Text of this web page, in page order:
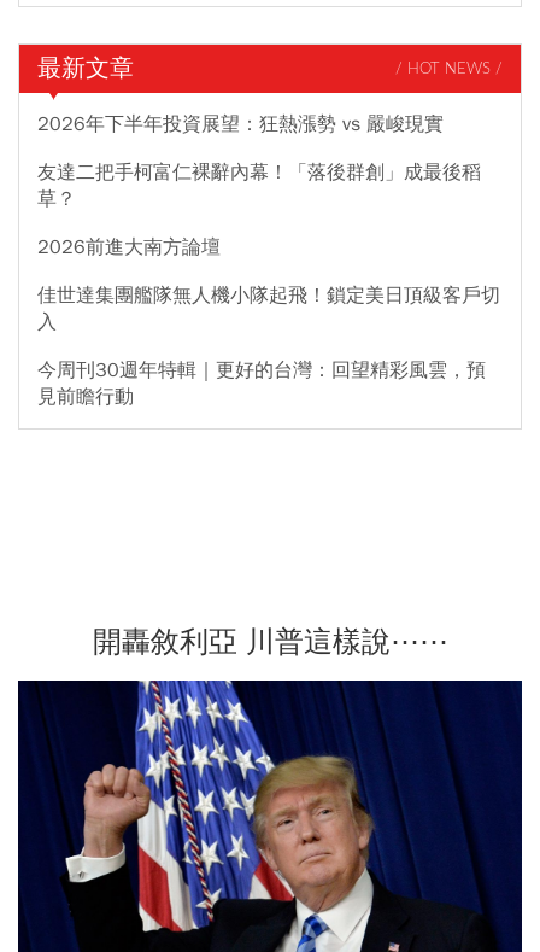
最新文章 / HOT NEWS /
2026年下半年投資展望：狂熱漲勢 vs 嚴峻現實
友達二把手柯富仁裸辭內幕！「落後群創」成最後稻
草？
2026前進大南方論壇
佳世達集團艦隊無人機小隊起飛！鎖定美日頂級客戶切
入
今周刊30週年特輯｜更好的台灣：回望精彩風雲，預
見前瞻行動
開轟敘利亞 川普這樣說⋯⋯